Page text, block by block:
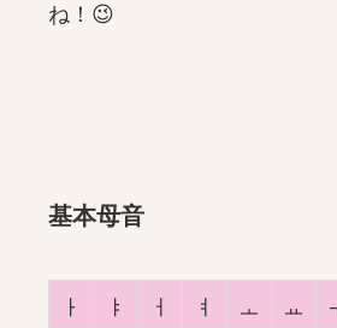
ね！😉
基本母音
ㅏ ㅑ ㅓ ㅕ ㅗ ㅛ